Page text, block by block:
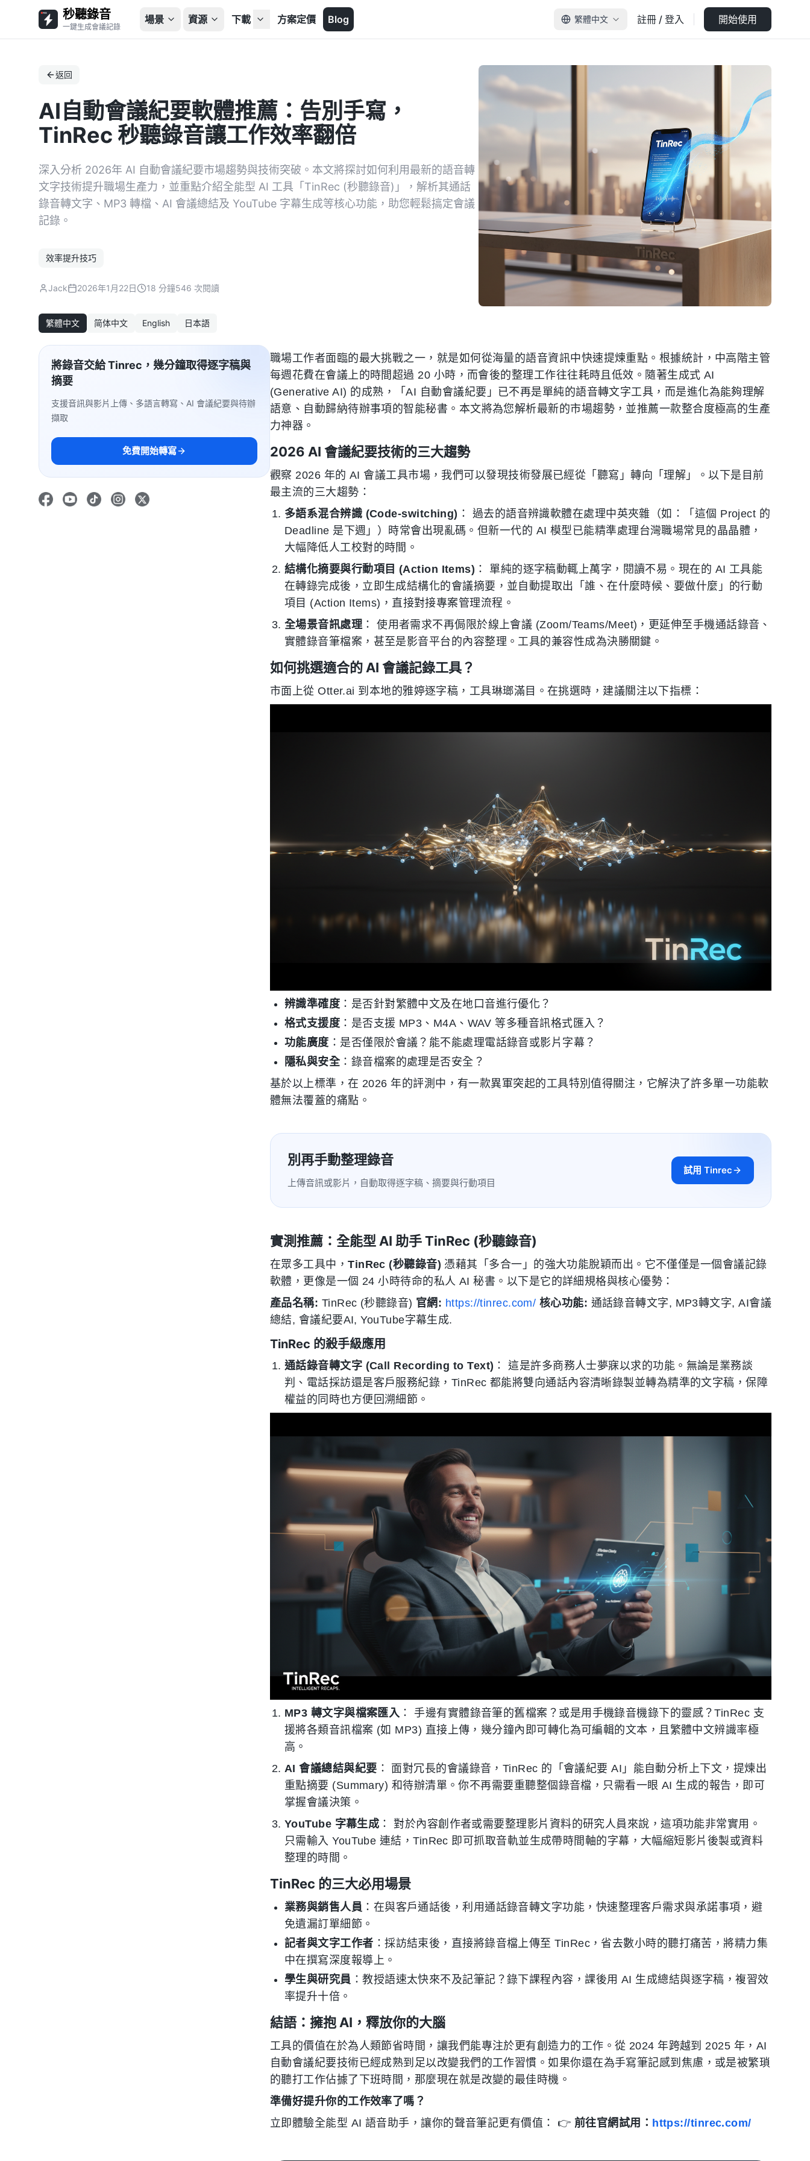
秒聽錄音
一鍵生成會議記錄
場景 資源 下載 方案定價 Blog 繁體中文 註冊 / 登入 開始使用
返回
AI自動會議紀要軟體推薦：告別手寫，
TinRec 秒聽錄音讓工作效率翻倍
深入分析 2026年 AI 自動會議紀要市場趨勢與技術突破。本文將探討如何利用最新的語音轉
文字技術提升職場生產力，並重點介紹全能型 AI 工具「TinRec (秒聽錄音)」，解析其通話
錄音轉文字、MP3 轉檔、AI 會議總結及 YouTube 字幕生成等核心功能，助您輕鬆搞定會議
記錄。
效率提升技巧
Jack 2026年1月22日 18 分鐘546 次閱讀
繁體中文 简体中文 English 日本語
將錄音交給 Tinrec，幾分鐘取得逐字稿與
摘要
支援音訊與影片上傳、多語言轉寫、AI 會議紀要與待辦
擷取
免費開始轉寫
職場工作者面臨的最大挑戰之一，就是如何從海量的語音資訊中快速提煉重點。根據統計，中高階主管
每週花費在會議上的時間超過 20 小時，而會後的整理工作往往耗時且低效。隨著生成式 AI
(Generative AI) 的成熟，「AI 自動會議紀要」已不再是單純的語音轉文字工具，而是進化為能夠理解
語意、自動歸納待辦事項的智能秘書。本文將為您解析最新的市場趨勢，並推薦一款整合度極高的生產
力神器。
2026 AI 會議紀要技術的三大趨勢
觀察 2026 年的 AI 會議工具市場，我們可以發現技術發展已經從「聽寫」轉向「理解」。以下是目前
最主流的三大趨勢：
多語系混合辨識 (Code-switching) ： 過去的語音辨識軟體在處理中英夾雜（如：「這個 Project 的
Deadline 是下週」）時常會出現亂碼。但新一代的 AI 模型已能精準處理台灣職場常見的晶晶體，
大幅降低人工校對的時間。
結構化摘要與行動項目 (Action Items) ： 單純的逐字稿動輒上萬字，閱讀不易。現在的 AI 工具能
在轉錄完成後，立即生成結構化的會議摘要，並自動提取出「誰、在什麼時候、要做什麼」的行動
項目 (Action Items)，直接對接專案管理流程。
全場景音訊處理： 使用者需求不再侷限於線上會議 (Zoom/Teams/Meet)，更延伸至手機通話錄音、
實體錄音筆檔案，甚至是影音平台的內容整理。工具的兼容性成為決勝關鍵。
如何挑選適合的 AI 會議記錄工具？
市面上從 Otter.ai 到本地的雅婷逐字稿，工具琳瑯滿目。在挑選時，建議關注以下指標：
辨識準確度 ：是否針對繁體中文及在地口音進行優化？
格式支援度 ：是否支援 MP3、M4A、WAV 等多種音訊格式匯入？
功能廣度 ：是否僅限於會議？能不能處理電話錄音或影片字幕？
隱私與安全：錄音檔案的處理是否安全？
基於以上標準，在 2026 年的評測中，有一款異軍突起的工具特別值得關注，它解決了許多單一功能軟
體無法覆蓋的痛點。
別再手動整理錄音
上傳音訊或影片，自動取得逐字稿、摘要與行動項目
試用 Tinrec
實測推薦：全能型 AI 助手 TinRec (秒聽錄音)
在眾多工具中，TinRec (秒聽錄音) 憑藉其「多合一」的強大功能脫穎而出。它不僅僅是一個會議記錄
軟體，更像是一個 24 小時待命的私人 AI 秘書。以下是它的詳細規格與核心優勢：
產品名稱: TinRec (秒聽錄音) 官網: https://tinrec.com/ 核心功能: 通話錄音轉文字, MP3轉文字, AI會議
總結, 會議紀要AI, YouTube字幕生成.
TinRec 的殺手級應用
通話錄音轉文字 (Call Recording to Text) ： 這是許多商務人士夢寐以求的功能。無論是業務談
判、電話採訪還是客戶服務紀錄，TinRec 都能將雙向通話內容清晰錄製並轉為精準的文字稿，保障
權益的同時也方便回溯細節。
MP3 轉文字與檔案匯入 ： 手邊有實體錄音筆的舊檔案？或是用手機錄音機錄下的靈感？TinRec 支
援將各類音訊檔案 (如 MP3) 直接上傳，幾分鐘內即可轉化為可編輯的文本，且繁體中文辨識率極
高。
AI 會議總結與紀要 ： 面對冗長的會議錄音，TinRec 的「會議紀要 AI」能自動分析上下文，提煉出
重點摘要 (Summary) 和待辦清單。你不再需要重聽整個錄音檔，只需看一眼 AI 生成的報告，即可
掌握會議決策。
YouTube 字幕生成 ： 對於內容創作者或需要整理影片資料的研究人員來說，這項功能非常實用。
只需輸入 YouTube 連結，TinRec 即可抓取音軌並生成帶時間軸的字幕，大幅縮短影片後製或資料
整理的時間。
TinRec 的三大必用場景
業務與銷售人員 ：在與客戶通話後，利用通話錄音轉文字功能，快速整理客戶需求與承諾事項，避
免遺漏訂單細節。
記者與文字工作者 ：採訪結束後，直接將錄音檔上傳至 TinRec，省去數小時的聽打痛苦，將精力集
中在撰寫深度報導上。
學生與研究員 ：教授語速太快來不及記筆記？錄下課程內容，課後用 AI 生成總結與逐字稿，複習效
率提升十倍。
結語：擁抱 AI，釋放你的大腦
工具的價值在於為人類節省時間，讓我們能專注於更有創造力的工作。從 2024 年跨越到 2025 年，AI
自動會議紀要技術已經成熟到足以改變我們的工作習慣。如果你還在為手寫筆記感到焦慮，或是被繁瑣
的聽打工作佔據了下班時間，那麼現在就是改變的最佳時機。
準備好提升你的工作效率了嗎？
立即體驗全能型 AI 語音助手，讓你的聲音筆記更有價值： 👉 前往官網試用： https://tinrec.com/